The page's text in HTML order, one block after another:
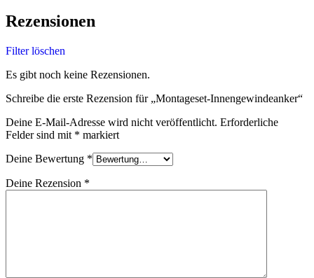
Rezensionen
Filter löschen
Es gibt noch keine Rezensionen.
Schreibe die erste Rezension für „Montageset-Innengewindeanker“
Deine E-Mail-Adresse wird nicht veröffentlicht. Erforderliche
Felder sind mit * markiert
Deine Bewertung *
Deine Rezension *